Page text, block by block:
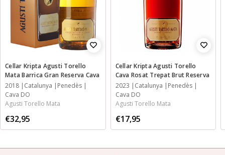
Cellar Kripta Agusti Torello
Mata Barrica Gran Reserva Cava
2018
Catalunya
Penedès
Cava DO
Agusti Torello Mata
€32,95
Cellar Kripta Agusti Torello
Cava Rosat Trepat Brut Reserva
2023
Catalunya
Penedès
Cava DO
Agusti Torello Mata
€17,95